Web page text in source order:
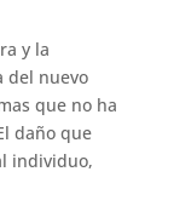
y la
del nuevo
que no ha
daño que
individuo,